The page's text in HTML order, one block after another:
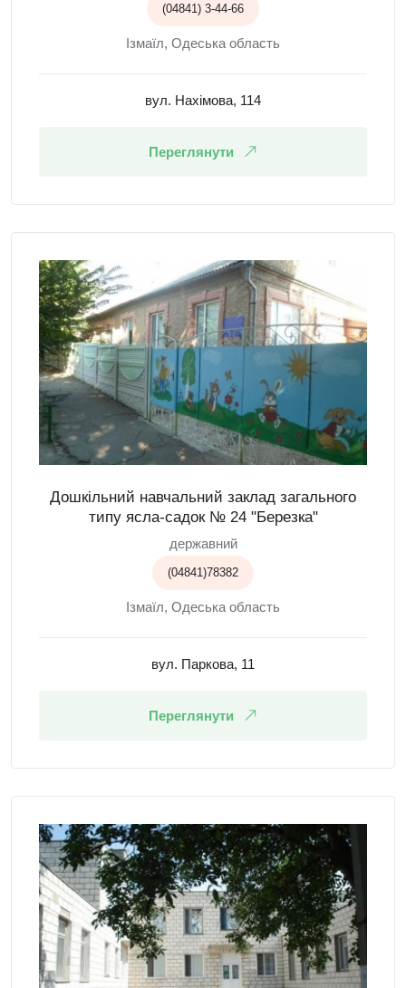
(04841) 3-44-66
Ізмаїл, Одеська область
вул. Нахімова, 114
Переглянути
Дошкільний навчальний заклад загального
типу ясла-садок № 24 "Березка"
державний
(04841)78382
Ізмаїл, Одеська область
вул. Паркова, 11
Переглянути